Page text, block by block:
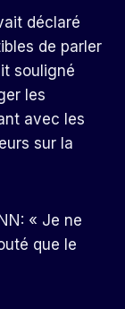
déclaré
de parler
souligné
les
avec les
sur la
« Je ne
que le